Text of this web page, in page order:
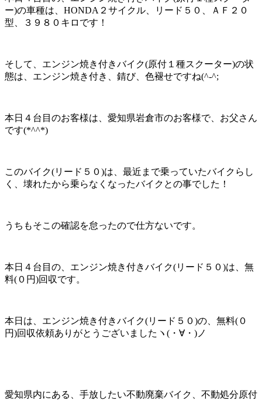
ー)の車種は、HONDA２サイクル、リード５０、ＡＦ２０
型、３９８０キロです！
そして、エンジン焼き付きバイク(原付１種スクーター)の状
態は、エンジン焼き付き、錆び、色褪せですね(^-^;
本日４台目のお客様は、愛知県岩倉市のお客様で、お父さん
です(*^^*)
このバイク(リード５０)は、最近まで乗っていたバイクらし
く、壊れたから乗らなくなったバイクとの事でした！
うちもそこの確認を怠ったので仕方ないです。
本日４台目の、エンジン焼き付きバイク(リード５０)は、無
料(０円)回収です。
本日は、エンジン焼き付きバイク(リード５０)の、無料(０
円)回収依頼ありがとうございましたヽ(・∀・)ノ
愛知県内にある、手放したい不動廃棄バイク、不動処分原付